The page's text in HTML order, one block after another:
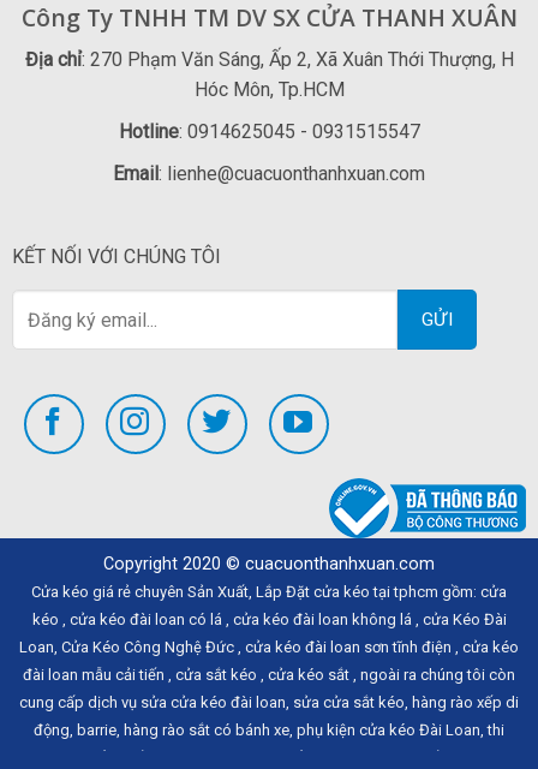
Công Ty TNHH TM DV SX CỬA THANH XUÂN
Địa chỉ: 270 Phạm Văn Sáng, Ấp 2, Xã Xuân Thới Thượng, H
Hóc Môn, Tp.HCM
Hotline: 0914625045 - 0931515547
Email: lienhe@cuacuonthanhxuan.com
KẾT NỐI VỚI CHÚNG TÔI
Copyright 2020 © cuacuonthanhxuan.com
Cửa kéo giá rẻ chuyên Sản Xuất, Lắp Đặt cửa kéo tại tphcm gồm: cửa
kéo
cửa kéo đài loan có lá cửa kéo đài loan không lá
cửa Kéo Đài
Loan Cửa Kéo Công Nghệ Đức cửa kéo đài loan sơn tĩnh điện
cửa kéo
đài loan mẫu cải tiến
cửa sắt kéo cửa kéo sắt , ngoài ra chúng tôi còn
cung cấp dịch vụ sửa cửa kéo đài loan sửa cửa sắt kéo hàng rào xếp di
động barrie hàng rào sắt có bánh xe phụ kiện cửa kéo Đài Loan ,thi
công cổng xếp
làm cổng kéo hàng rào xếp gọn